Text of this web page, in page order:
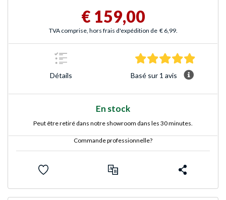
€ 159,00
TVA comprise, hors frais d'expédition de € 6,99.
Détails Basé sur 1 avis
En stock
Peut être retiré dans notre showroom dans les 30 minutes.
Commande professionnelle?